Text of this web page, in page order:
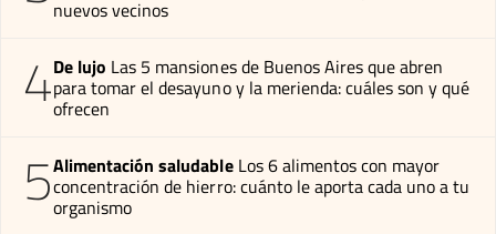
nuevos vecinos
4De lujo Las 5 mansiones de Buenos Aires que abren
para tomar el desayuno y la merienda: cuáles son y qué
ofrecen
5Alimentación saludable Los 6 alimentos con mayor
concentración de hierro: cuánto le aporta cada uno a tu
organismo